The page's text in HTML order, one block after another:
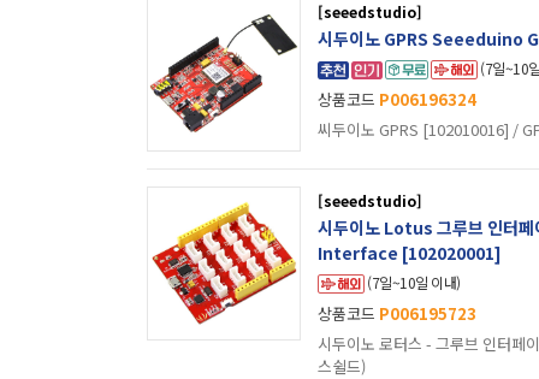
[seeedstudio]
시두이노 GPRS Seeeduino
(7일~10
상품코드 P006196324
씨두이노 GPRS [102010016] /
[seeedstudio]
시두이노 Lotus 그루브 인터
Interface [102020001]
(7일~10일 이내)
상품코드 P006195723
시두이노 로터스 - 그루브 인터페
스쉴드)